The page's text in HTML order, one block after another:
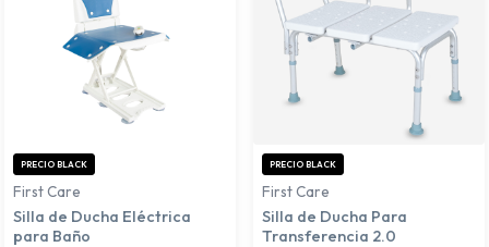
PRECIO BLACK
First Care
Silla de Ducha Eléctrica
para Baño
PRECIO BLACK
First Care
Silla de Ducha Para
Transferencia 2.0